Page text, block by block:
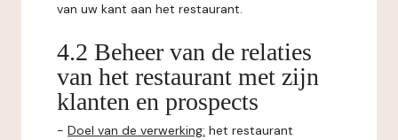
van uw kant aan het restaurant.
4.2 Beheer van de relaties
van het restaurant met zijn
klanten en prospects
- Doel van de verwerking: het restaurant